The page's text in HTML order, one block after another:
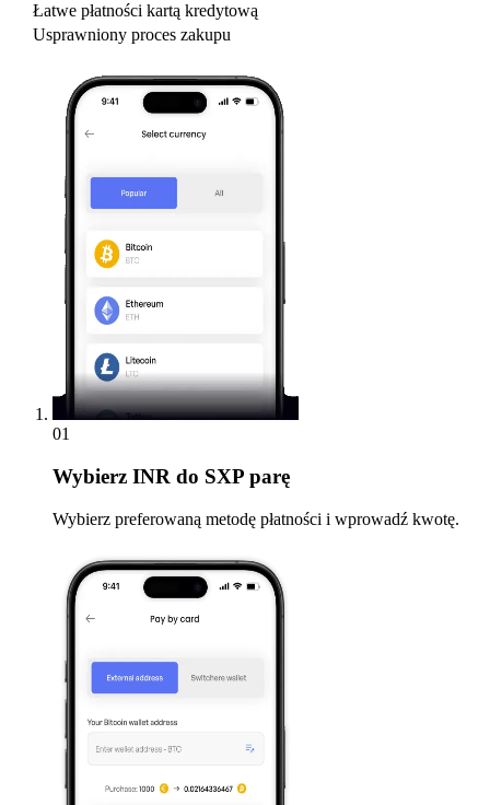
Łatwe płatności kartą kredytową
Usprawniony proces zakupu
01
Wybierz INR do SXP parę
Wybierz preferowaną metodę płatności i wprowadź kwotę.